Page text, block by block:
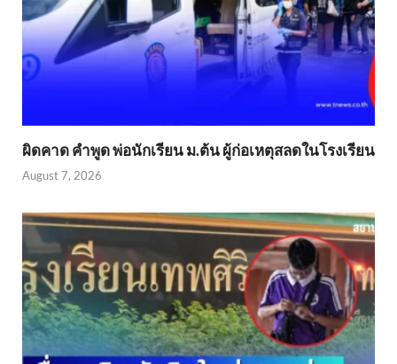
ผิดคาด คำพูด พ่อนักเรียน ม.ต้น ผู้ก่อเหตุสลดในโรงเรียน
August 7, 2026